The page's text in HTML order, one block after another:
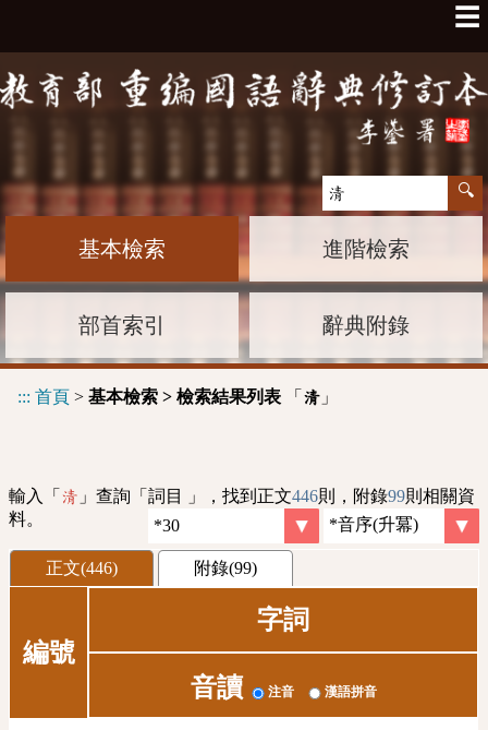
☰
基本檢索 進階檢索
部首索引 辭典附錄
::: 首頁 > 基本檢索 > 檢索結果列表 「 清 」
輸入「 清 」查詢「詞目 」，找到正文446則，附錄99則相關資
料。
正文(446) 附錄(99)
編號
字詞
音讀 注音 漢語拼音